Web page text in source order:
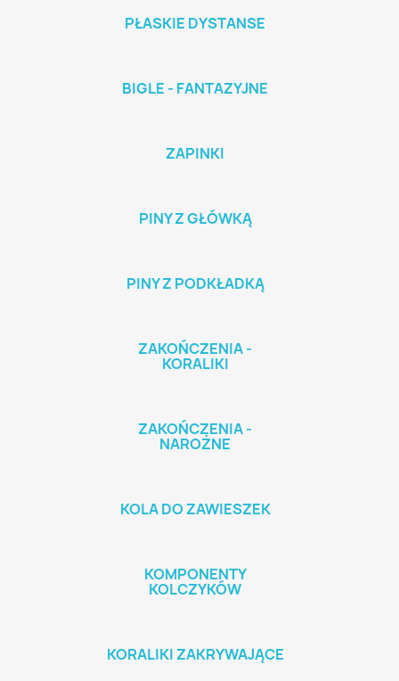
PŁASKIE DYSTANSE
BIGLE - FANTAZYJNE
ZAPINKI
PINY Z GŁÓWKĄ
PINY Z PODKŁADKĄ
ZAKOŃCZENIA -
KORALIKI
ZAKOŃCZENIA -
NAROŻNE
KOLA DO ZAWIESZEK
KOMPONENTY
KOLCZYKÓW
KORALIKI ZAKRYWAJĄCE